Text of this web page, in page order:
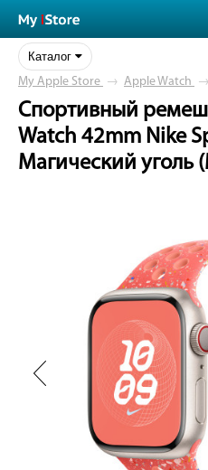
Каталог
My Apple Store → Apple Watch →
Спортивный
Watch 42mm Nike
Магический уголь